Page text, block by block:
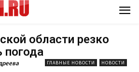
области резко
погода
ГЛАВНЫЕ НОВОСТИ НОВОСТИ